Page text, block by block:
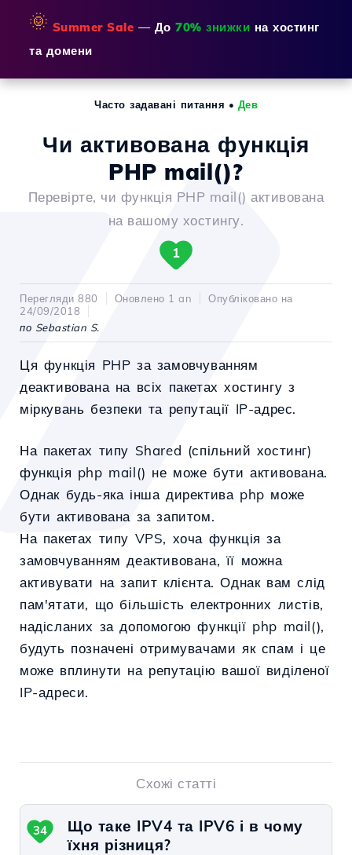
🌞 Summer Sale — До 70% знижки на хостинг
та домени
Часто задавані питання • Дев
Чи активована функція
PHP mail()?
Перевірте, чи функція PHP mail() активована
на вашому хостингу.
1
Перегляди 880 Оновлено 1 an
Опубліковано на
24/09/2018
по Sebastian S.
Ця функція PHP за замовчуванням
деактивована на всіх пакетах хостингу з
міркувань безпеки та репутації IP-адрес.
На пакетах типу Shared (спільний хостинг)
функція php mail() не може бути активована.
Однак будь-яка інша директива php може
бути активована за запитом.
На пакетах типу VPS, хоча функція за
замовчуванням деактивована, її можна
активувати на запит клієнта. Однак вам слід
пам'ятати, що більшість електронних листів,
надісланих за допомогою функції php mail(),
будуть позначені отримувачами як спам і це
може вплинути на репутацію вашої виділеної
IP-адреси.
Схожі статті
Що таке IPV4 та IPV6 і в чому
їхня різниця?
34